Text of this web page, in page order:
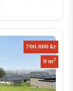
700.000 kr
0 m2